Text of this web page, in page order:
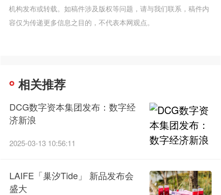
机构发布或转载。如稿件涉及版权等问题，请与我们联系，稿件内
容仅为传递更多信息之目的，不代表本网观点。
相关推荐
DCG数字资本集团发布：数字经
济新浪
2025-03-13 10:56:11
LAIFE「巢汐Tide」 新品发布会
盛大